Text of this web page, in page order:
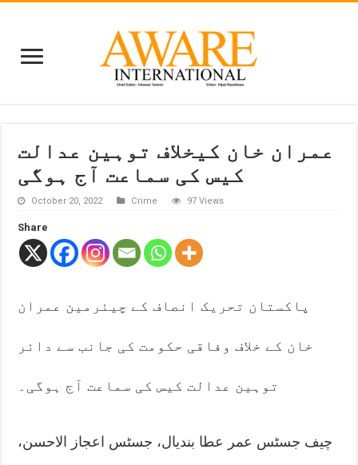
عمران خان کیخلاف توہین عدالت
کیس کی سماعت آج ہوگی
October 20, 2022 Crime 97 Views
Share
پاکستان تحریک انصاف کے چیئرمین عمران
خان کے خلاف وفاقی حکومت کی جانب سے دائر
توہین عدالت کیس کی سماعت آج ہوگی۔
چیف جسٹس عمر عطا بندیال، جسٹس اعجاز الاحسن،